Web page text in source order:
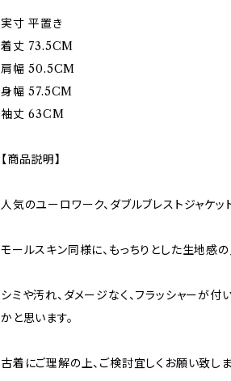
実寸 平置き
着丈 73.5CM
肩幅 50.5CM
身幅 57.5CM
袖丈 63CM
【商品説明】
人気のユーロワーク、ダブルブレストジャケット
モールスキン同様に、もっちりとした生地感
シミや汚れ、ダメージなく、フラッシャーが付
かと思います。
古着にご理解の上、ご検討宜しくお願い致しま